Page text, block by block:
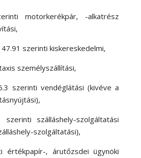
motorkerékpár, -alkatrész
szerinti kiskereskedelmi,
személyszállítási,
szerinti vendéglátási (kivéve a
szálláshely-szolgáltatási
szolgáltatási),
értékpapír-, árutőzsdei ügynöki